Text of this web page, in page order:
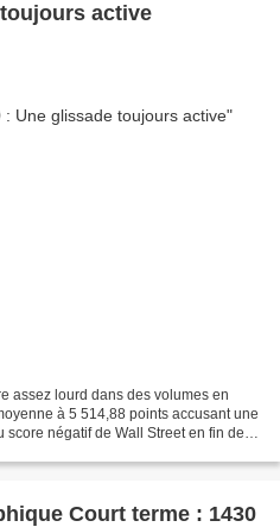
active
assez lourd dans des volumes en
à 5 514,88 points accusant une
négatif de Wall Street en fin de
Court terme : 1430